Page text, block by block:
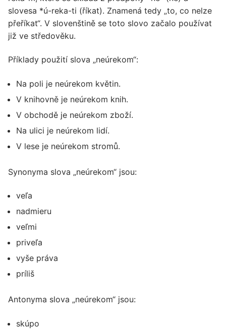
slovesa *ú-reka-ti (říkat). Znamená tedy „to, co nelze
přeříkat“. V slovenštině se toto slovo začalo používat
již ve středověku.
Příklady použití slova „neúrekom“:
Na poli je neúrekom květin.
V knihovně je neúrekom knih.
V obchodě je neúrekom zboží.
Na ulici je neúrekom lidí.
V lese je neúrekom stromů.
Synonyma slova „neúrekom“ jsou:
veľa
nadmieru
veľmi
priveľa
vyše práva
príliš
Antonyma slova „neúrekom“ jsou:
skúpo